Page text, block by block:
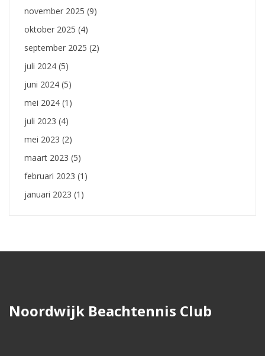
november 2025 (9)
oktober 2025 (4)
september 2025 (2)
juli 2024 (5)
juni 2024 (5)
mei 2024 (1)
juli 2023 (4)
mei 2023 (2)
maart 2023 (5)
februari 2023 (1)
januari 2023 (1)
Noordwijk Beachtennis Club